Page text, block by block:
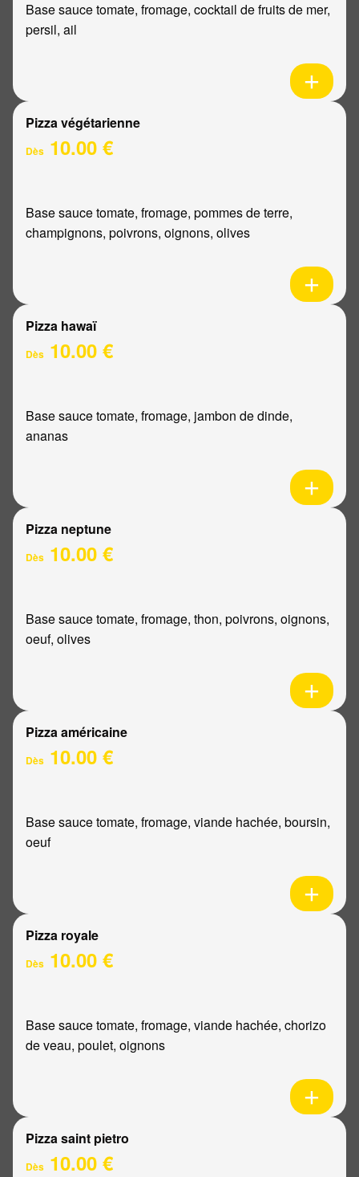
Base sauce tomate, fromage, cocktail de fruits de mer,
persil, ail
Pizza végétarienne
Dès 10.00 €
Base sauce tomate, fromage, pommes de terre,
champignons, poivrons, oignons, olives
Pizza hawaï
Dès 10.00 €
Base sauce tomate, fromage, jambon de dinde,
ananas
Pizza neptune
Dès 10.00 €
Base sauce tomate, fromage, thon, poivrons, oignons,
oeuf, olives
Pizza américaine
Dès 10.00 €
Base sauce tomate, fromage, viande hachée, boursin,
oeuf
Pizza royale
Dès 10.00 €
Base sauce tomate, fromage, viande hachée, chorizo
de veau, poulet, oignons
Pizza saint pietro
Dès 10.00 €